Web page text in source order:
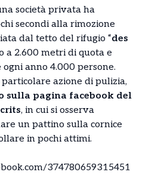
società privata ha
secondi alla rimozione
dal tetto del rifugio “des
a 2.600 metri di quota e
ogni anno 4.000 persone.
azione di pulizia,
sulla pagina facebook del
, in cui si osserva
un pattino sulla cornice
in pochi attimi.
374780659315451